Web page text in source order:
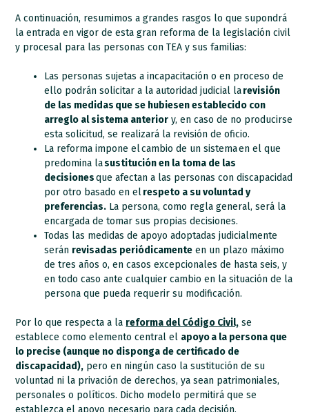
A continuación, resumimos a grandes rasgos lo que supondrá
la entrada en vigor de esta gran reforma de la legislación civil
y procesal para las personas con TEA y sus familias:
Las personas sujetas a incapacitación o en proceso de
ello podrán solicitar a la autoridad judicial larevisión
de las medidas que se hubiesen establecido con
arreglo al sistema anterior y, en caso de no producirse
esta solicitud, se realizará la revisión de oficio.
La reforma impone el cambio de un sistema en el que
predomina lasustitución en la toma de las
decisionesque afectan a las personas con discapacidad
por otro basado en elrespeto a su voluntad y
preferencias. La persona, como regla general, será la
encargada de tomar sus propias decisiones.
Todas las medidas de apoyo adoptadas judicialmente
serán revisadas periódicamente en un plazo máximo
de tres años o, en casos excepcionales de hasta seis, y
en todo caso ante cualquier cambio en la situación de la
persona que pueda requerir su modificación.
Por lo que respecta a la reforma del Código Civil, se
establece como elemento central el apoyo a la persona que
lo precise (aunque no disponga de certificado de
discapacidad), pero en ningún caso la sustitución de su
voluntad ni la privación de derechos, ya sean patrimoniales,
personales o políticos. Dicho modelo permitirá que se
establezca el apoyo necesario para cada decisión,